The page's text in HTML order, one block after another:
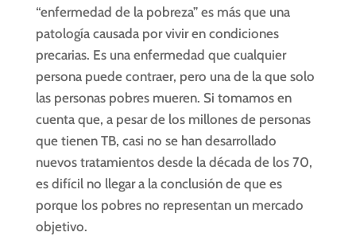
“enfermedad de la pobreza” es más que una
patología causada por vivir en condiciones
precarias. Es una enfermedad que cualquier
persona puede contraer, pero una de la que solo
las personas pobres mueren. Si tomamos en
cuenta que, a pesar de los millones de personas
que tienen TB, casi no se han desarrollado
nuevos tratamientos desde la década de los 70,
es difícil no llegar a la conclusión de que es
porque los pobres no representan un mercado
objetivo.